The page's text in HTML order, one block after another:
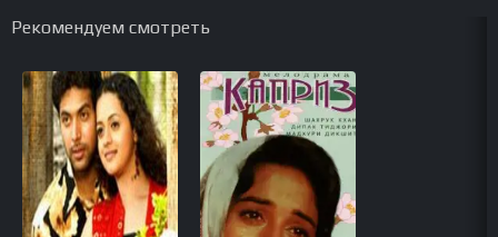
Рекомендуем смотреть